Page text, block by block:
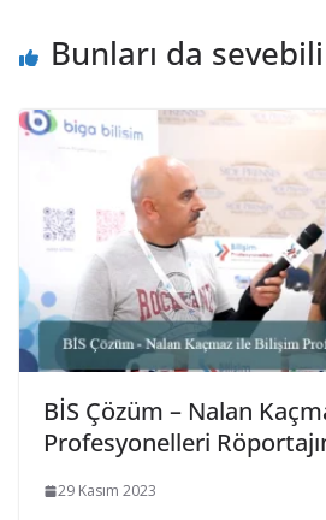
Bunları da
BİS Çözüm – Nalan
Profesyonelleri
29 Kasım 2023